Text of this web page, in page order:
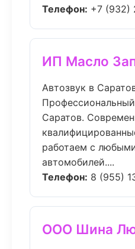
Телефон: +7 (932)
ИП Масло
Автозвук в
Саратов.
работаем с
автомобилей....
Телефон: 8 (955)
ООО Шина